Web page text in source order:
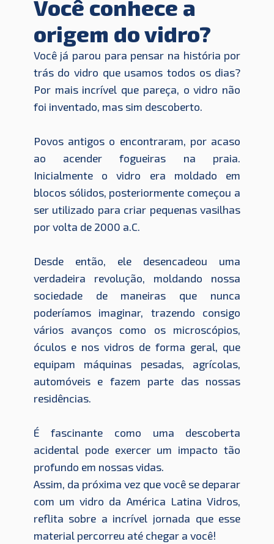
Você conhece a
origem do vidro?
Você já parou para pensar na história por
trás do vidro que usamos todos os dias?
Por mais incrível que pareça, o vidro não
foi inventado, mas sim descoberto.
Povos antigos o encontraram, por acaso
ao acender fogueiras na praia.
Inicialmente o vidro era moldado em
blocos sólidos, posteriormente começou a
ser utilizado para criar pequenas vasilhas
por volta de 2000 a.C.
Desde então, ele desencadeou uma
verdadeira revolução, moldando nossa
sociedade de maneiras que nunca
poderíamos imaginar, trazendo consigo
vários avanços como os microscópios,
óculos e nos vidros de forma geral, que
equipam máquinas pesadas, agrícolas,
automóveis e fazem parte das nossas
residências.
É fascinante como uma descoberta
acidental pode exercer um impacto tão
profundo em nossas vidas.
Assim, da próxima vez que você se deparar
com um vidro da América Latina Vidros,
reflita sobre a incrível jornada que esse
material percorreu até chegar a você!